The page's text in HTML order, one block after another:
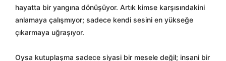
hayatta bir yangına dönüşüyor. Artık kimse karşısındakini
anlamaya çalışmıyor; sadece kendi sesini en yükseğe
çıkarmaya uğraşıyor.
Oysa kutuplaşma sadece siyasi bir mesele değil; insani bir